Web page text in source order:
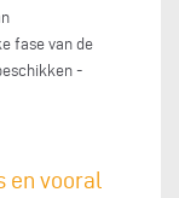
fase van de
-
en vooral